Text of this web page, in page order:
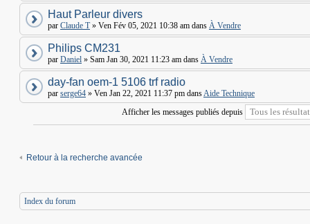
Haut Parleur divers
par Claude T» Ven Fév 05, 2021 10:38 am dans À Vendre
Philips CM231
par Daniel » Sam Jan 30, 2021 11:23 am dans À Vendre
day-fan oem-1 5106 trf radio
par serge64 » Ven Jan 22, 2021 11:37 pm dansAide Technique
Afficher les messages publiés depuis
Retour à la recherche avancée
Index du forum